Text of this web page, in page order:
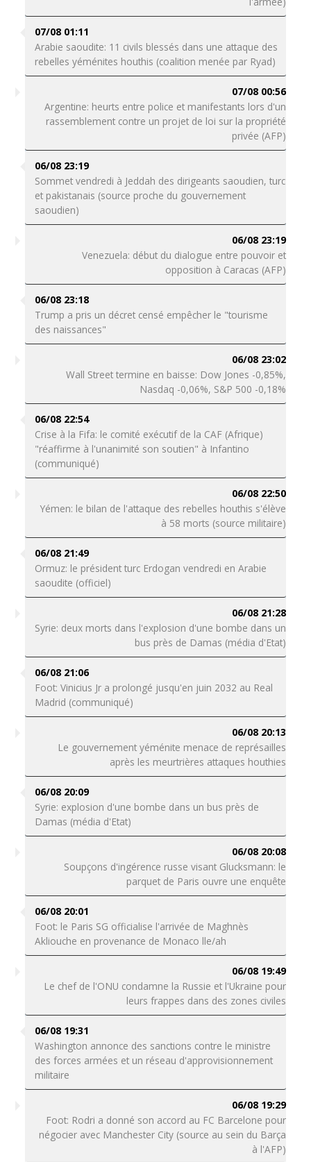
07/08 01:11
Arabie saoudite: 11 civils blessés dans une attaque des
rebelles yéménites houthis (coalition menée par Ryad)
07/08 00:56
Argentine: heurts entre police et manifestants lors d'un
rassemblement contre un projet de loi sur la propriété
privée (AFP)
06/08 23:19
Sommet vendredi à Jeddah des dirigeants saoudien, turc
et pakistanais (source proche du gouvernement
saoudien)
06/08 23:19
Venezuela: début du dialogue entre pouvoir et
opposition à Caracas (AFP)
06/08 23:18
Trump a pris un décret censé empêcher le "tourisme
des naissances"
06/08 23:02
Wall Street termine en baisse: Dow Jones -0,85%,
Nasdaq -0,06%, S&P 500 -0,18%
06/08 22:54
Crise à la Fifa: le comité exécutif de la CAF (Afrique)
"réaffirme à l'unanimité son soutien" à Infantino
(communiqué)
06/08 22:50
Yémen: le bilan de l'attaque des rebelles houthis s'élève
à 58 morts (source militaire)
06/08 21:49
Ormuz: le président turc Erdogan vendredi en Arabie
saoudite (officiel)
06/08 21:28
Syrie: deux morts dans l'explosion d'une bombe dans un
bus près de Damas (média d'Etat)
06/08 21:06
Foot: Vinicius Jr a prolongé jusqu'en juin 2032 au Real
Madrid (communiqué)
06/08 20:13
Le gouvernement yéménite menace de représailles
après les meurtrières attaques houthies
06/08 20:09
Syrie: explosion d'une bombe dans un bus près de
Damas (média d'Etat)
06/08 20:08
Soupçons d'ingérence russe visant Glucksmann: le
parquet de Paris ouvre une enquête
06/08 20:01
Foot: le Paris SG officialise l'arrivée de Maghnès
Akliouche en provenance de Monaco lle/ah
06/08 19:49
Le chef de l'ONU condamne la Russie et l'Ukraine pour
leurs frappes dans des zones civiles
06/08 19:31
Washington annonce des sanctions contre le ministre
des forces armées et un réseau d'approvisionnement
militaire
06/08 19:29
Foot: Rodri a donné son accord au FC Barcelone pour
négocier avec Manchester City (source au sein du Barça
à l'AFP)